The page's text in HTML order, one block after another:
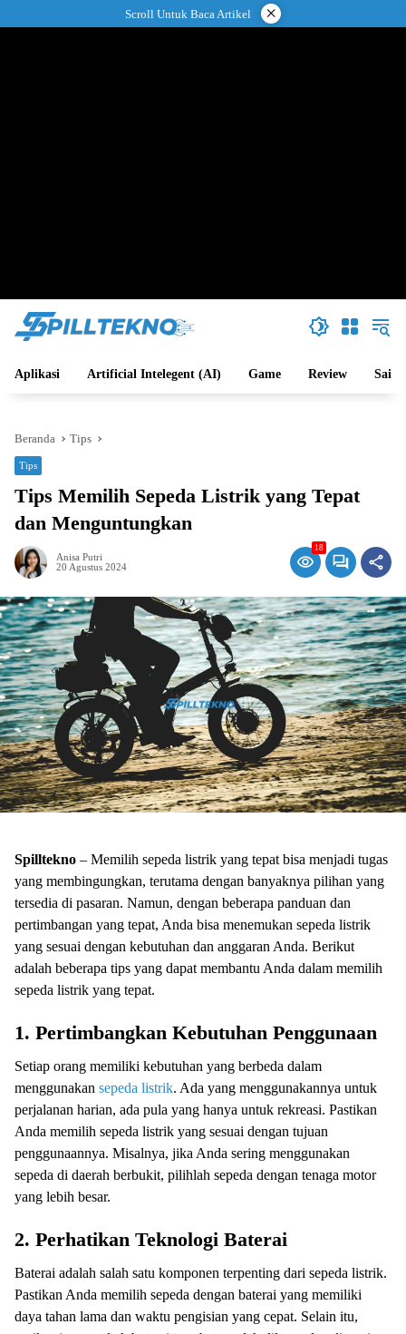
ke
Scroll Untuk Baca Artikel ×
Aplikasi Artificial Intelegent (AI) Game Review Sains
Beranda Tips
Tips
Tips Memilih Sepeda Listrik yang Tepat
dan Menguntungkan
Anisa Putri
20 Agustus 2024
18
Spilltekno – Memilih sepeda listrik yang tepat bisa menjadi tugas
yang membingungkan, terutama dengan banyaknya pilihan yang
tersedia di pasaran. Namun, dengan beberapa panduan dan
pertimbangan yang tepat, Anda bisa menemukan sepeda listrik
yang sesuai dengan kebutuhan dan anggaran Anda. Berikut
adalah beberapa tips yang dapat membantu Anda dalam memilih
sepeda listrik yang tepat.
1. Pertimbangkan Kebutuhan Penggunaan
Setiap orang memiliki kebutuhan yang berbeda dalam
menggunakan sepeda listrik. Ada yang menggunakannya untuk
perjalanan harian, ada pula yang hanya untuk rekreasi. Pastikan
Anda memilih sepeda listrik yang sesuai dengan tujuan
penggunaannya. Misalnya, jika Anda sering menggunakan
sepeda di daerah berbukit, pilihlah sepeda dengan tenaga motor
yang lebih besar.
2. Perhatikan Teknologi Baterai
Baterai adalah salah satu komponen terpenting dari sepeda listrik.
Pastikan Anda memilih sepeda dengan baterai yang memiliki
daya tahan lama dan waktu pengisian yang cepat. Selain itu,